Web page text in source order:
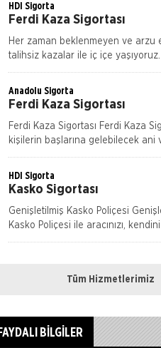
HDI Sigorta
Ferdi Kaza Sigortası
Her zaman beklenmeyen ve arzu
talihsiz kazalar ile iç içe yaşıyoruz.
önlemek mümkün ama ne kadar
m&u
Anadolu Sigorta
Ferdi Kaza Sigortası
Ferdi Kaza Sigortası Ferdi Kaza Sigortası,
kişilerin başlarına gelebilecek ani
olaylar nedeniyle
HDI Sigorta
Kasko Sigortası
Genişletilmiş Kasko Poliçesi Genişletilmiş
Kasko Poliçesi ile aracınızı,
sevdiklerinizi güvence altına alın.
Kasko Sigortası
hareket halindeyken ya da
uğraması, çalınması, yanması ve
HDI Sigorta
Tüm Hizmetlerimiz
FAYDALI BİLGİLER